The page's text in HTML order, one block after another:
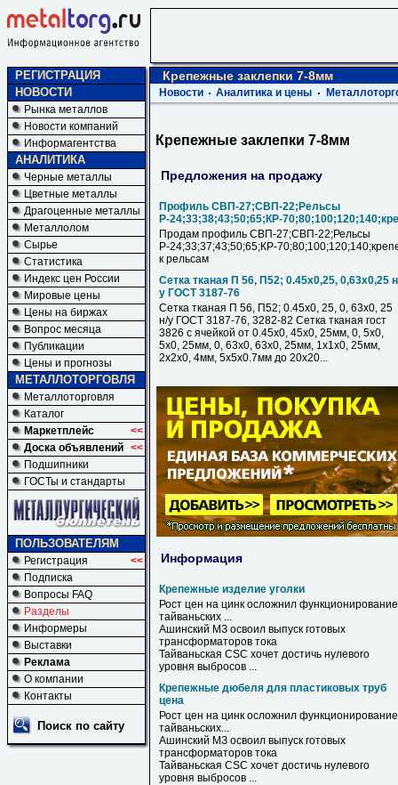
РЕГИСТРАЦИЯ
НОВОСТИ
Рынка металлов
Новости компаний
Информагентства
АНАЛИТИКА
Черные металлы
Цветные металлы
Драгоценные металлы
Металлолом
Сырье
Статистика
Индекс цен России
Мировые цены
Цены на биржах
Вопрос месяца
Публикации
Цены и прогнозы
МЕТАЛЛОТОРГОВЛЯ
Металлоторговля
Каталог
Маркетплейс
<<
Доска объявлений <<
Подшипники
ГОСТы и стандарты
ПОЛЬЗОВАТЕЛЯМ
Регистрация
<<
Подписка
Вопросы FAQ
Разделы
Информеры
Выставки
Реклама
О компании
Контакты
Поиск по сайту
Крепежные заклепки 7-8мм
Новости Аналитика и цены
Крепежные заклепки 7-8мм
Предложения на продажу
Профиль СВП-27;СВП-22;Рельсы
Р-24;33;38;43;50;65;КР-
Продам профиль СВП-27;СВП-22;Рельсы
Р-24;33;37;43;50;65;КР-
к рельсам
Сетка тканая П 56, П52; 0.45х0,25, 0,63х0,25
у ГОСТ 3187-76
Сетка тканая П 56, П52; 0.45х0, 25, 0, 63х0, 25
н/у ГОСТ 3187-76, 3282-82 Сетка тканая гост
3826 с ячейкой от 0.45х0, 45х0, 25мм, 0, 5х0,
5х0, 25мм, 0, 63х0, 63х0, 25мм, 1х1х0, 25мм,
2х2х0, 4мм, 5х5х0.7мм до 20х20...
Информация
Крепежные изделие уголки
Рост цен на цинк осложнил функционирование
тайваньских ...
Ашинский МЗ освоил выпуск готовых
трансформаторов тока
Тайваньская CSC хочет достичь нулевого
уровня выбросов ...
Крепежные дюбеля для пластиковых труб
цена
Рост цен на цинк осложнил функционирование
тайваньских...
Ашинский МЗ освоил выпуск готовых
трансформаторов тока
Тайваньская CSC хочет достичь нулевого
уровня выбросов ...